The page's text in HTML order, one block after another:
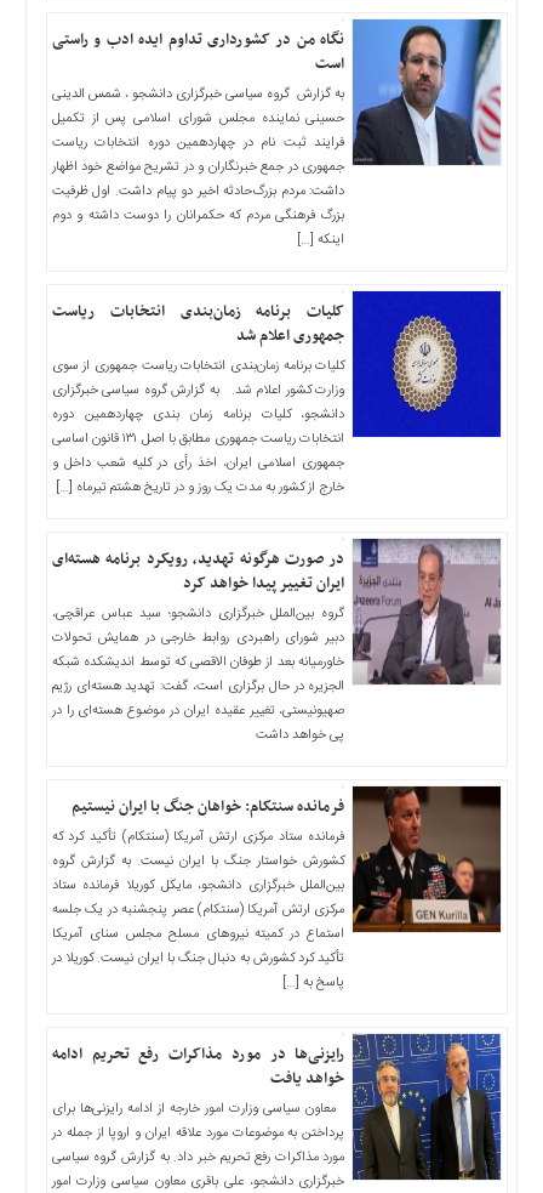
سریع
صفحه
اصلی
اخبار
اقتصادی
المللی
سیاسی
اخبار
فرهنگی
اخبار
سایت
رسانه
نگاه من در کشورداری تداوم ایده ادب و راستی
است
به گزارش گروه سیاسی خبرگزاری دانشجو ، شمس الدینی
حسینی نماینده مجلس شورای اسلامی پس از تکمیل
فرایند ثبت نام در چهاردهمین دوره انتخابات ریاست
جمهوری در جمع خبرنگاران و در تشریح مواضع خود اظهار
داشت: مردم بزرگ‌حادثه اخیر دو پیام داشت. اول ظرفیت
بزرگ فرهنگی مردم که حکمرانان را دوست داشته و دوم
اینکه […]
کلیات برنامه زمان‌بندی انتخابات ریاست
جمهوری اعلام شد
کلیات برنامه زمان‌بندی انتخابات ریاست جمهوری از سوی
وزارت کشور اعلام شد. به گزارش گروه سیاسی خبرگزاری
دانشجو، کلیات برنامه زمان بندی چهاردهمین دوره
انتخابات ریاست جمهوری مطابق با اصل ۱۳۱ قانون اساسی
جمهوری اسلامی ایران، اخذ رأی در کلیه شعب داخل و
خارج از کشور به مدت یک روز و در تاریخ هشتم تیرماه […]
در صورت هرگونه تهدید، رویکرد برنامه هسته‌ای
ایران تغییر پیدا خواهد کرد
گروه بین‌الملل خبرگزاری دانشجو؛ سید عباس عراقچی،
دبیر شورای راهبردی روابط خارجی در همایش تحولات
خاورمیانه بعد از طوفان الاقصی که توسط اندیشکده شبکه
الجزیره در حال برگزاری است، گفت: تهدید هسته‌ای رژیم
صهیونیستی، تغییر عقیده ایران در موضوع هسته‌ای را در
پی خواهد داشت
فرمانده سنتکام: خواهان جنگ با ایران نیستیم
فرمانده ستاد مرکزی ارتش آمریکا (سنتکام) تأکید کرد که
کشورش خواستار جنگ با ایران نیست. به گزارش گروه
بین‌الملل خبرگزاری دانشجو، مایکل کوریلا فرمانده ستاد
مرکزی ارتش آمریکا (سنتکام) عصر پنجشنبه در یک جلسه
استماع در کمیته نیرو‌های مسلح مجلس سنای آمریکا
تأکید کرد کشورش به دنبال جنگ با ایران نیست. کوریلا در
پاسخ به […]
رایزنی‌ها در مورد مذاکرات رفع تحریم ادامه
خواهد یافت
معاون سیاسی وزارت امور خارجه از ادامه رایزنی‌ها برای
پرداختن به موضوعات مورد علاقه ایران و اروپا از جمله در
مورد مذاکرات رفع تحریم خبر داد. به گزارش گروه سیاسی
خبرگزاری دانشجو، علی باقری معاون سیاسی وزارت امور